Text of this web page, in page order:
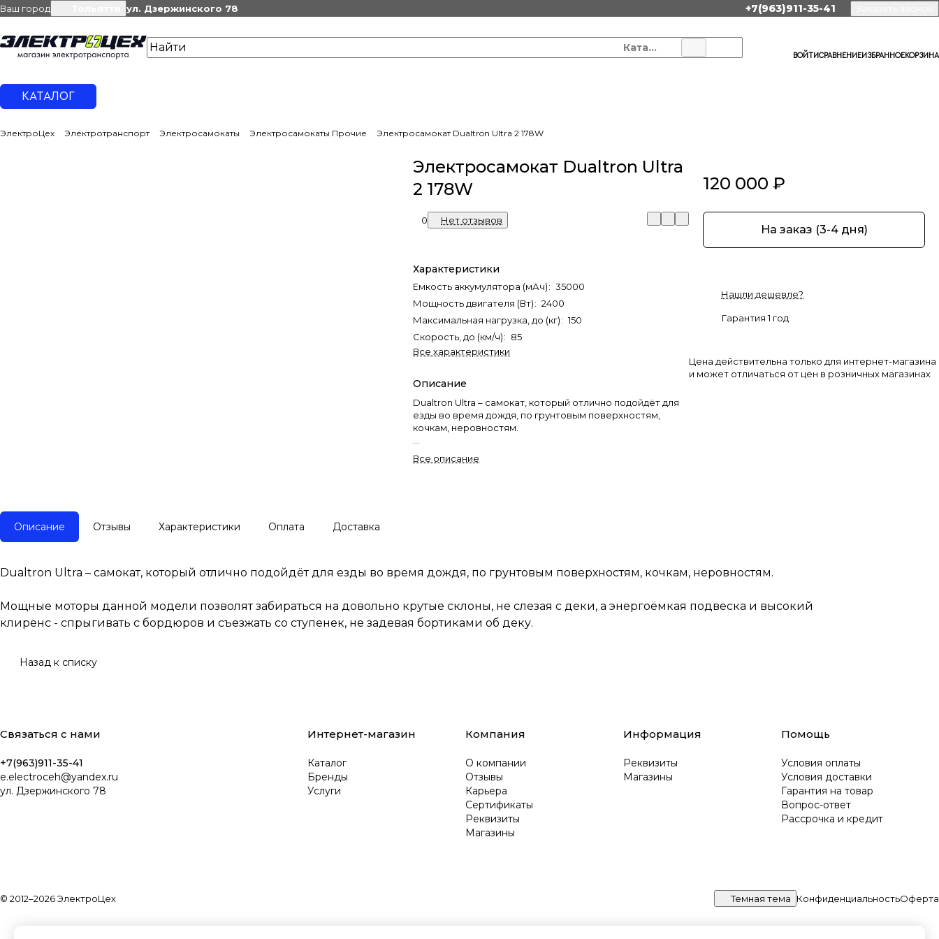
Ваш город ул. Дзержинского 78 +7(963)911-35-41
Каталог
ВОЙТИСРАВНЕНИЕИЗБРАННОЕКОРЗИНА
КАТАЛОГ
ЭлектроЦех Электротранспорт Электросамокаты Электросамокаты Прочие Электросамокат Dualtron Ultra 2 178W
Электросамокат Dualtron Ultra
2 178W
0 Нет отзывов
Характеристики
Емкость аккумулятора (мАч): 35000
Мощность двигателя (Вт): 2400
Максимальная нагрузка, до (кг): 150
Скорость, до (км/ч): 85
Все характеристики
Описание
Dualtron Ultra – самокат, который отлично подойдёт для
езды во время дождя, по грунтовым поверхностям,
кочкам, неровностям.
довольно крутые склоны, не слезая с деки, а
Все описание
120 000 ₽
На заказ (3-4 дня)
Нашли дешевле?
Гарантия 1 год
Цена действительна только для интернет-магазина
и может отличаться от цен в розничных магазинах
Описание Отзывы Характеристики Оплата Доставка
Dualtron Ultra – самокат, который отлично подойдёт для езды во время дождя, по грунтовым поверхностям, кочкам, неровностям.
Мощные моторы данной модели позволят забираться на довольно крутые склоны, не слезая с деки, а энергоёмкая подвеска и высокий
клиренс - спрыгивать с бордюров и съезжать со ступенек, не задевая бортиками об деку.
Назад к списку
Связаться с нами
+7(963)911-35-41
e.electroceh@yandex.ru
ул. Дзержинского 78
Интернет-магазин
Каталог
Бренды
Услуги
Компания
О компании
Отзывы
Карьера
Сертификаты
Реквизиты
Магазины
Информация
Реквизиты
Магазины
Помощь
Условия оплаты
Условия доставки
Гарантия на товар
Вопрос-ответ
Рассрочка и кредит
© 2012–2026 ЭлектроЦех Темная тема КонфиденциальностьОферта